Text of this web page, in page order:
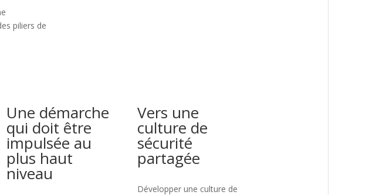
piliers de
Une démarche
qui doit être
impulsée au
plus haut
niveau
Vers une
culture de
sécurité
partagée
Développer une culture de